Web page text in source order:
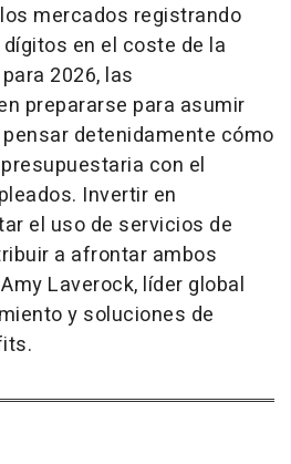
mercados registrando
en el coste de la
2026, las
prepararse para asumir
detenidamente cómo
con el
Invertir en
el uso de servicios de
a afrontar ambos
Laverock, líder global
y soluciones de